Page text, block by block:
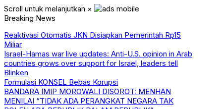
Scroll untuk melanjutkan ×
Breaking News
Reaktivasi Otomatis JKN Disiapkan Pemerintah Rp15
Miliar
Israel-Hamas war live updates: Anti-U.S. opinion in Arab
countries grows over support for Israel, leaders tell
Blinken
Formulasi KONSEL Bebas Korupsi
BANDARA IMIP MOROWALI DISOROT: MENHAN
MENILAI “TIDAK ADA PERANGKAT NEGARA TAK